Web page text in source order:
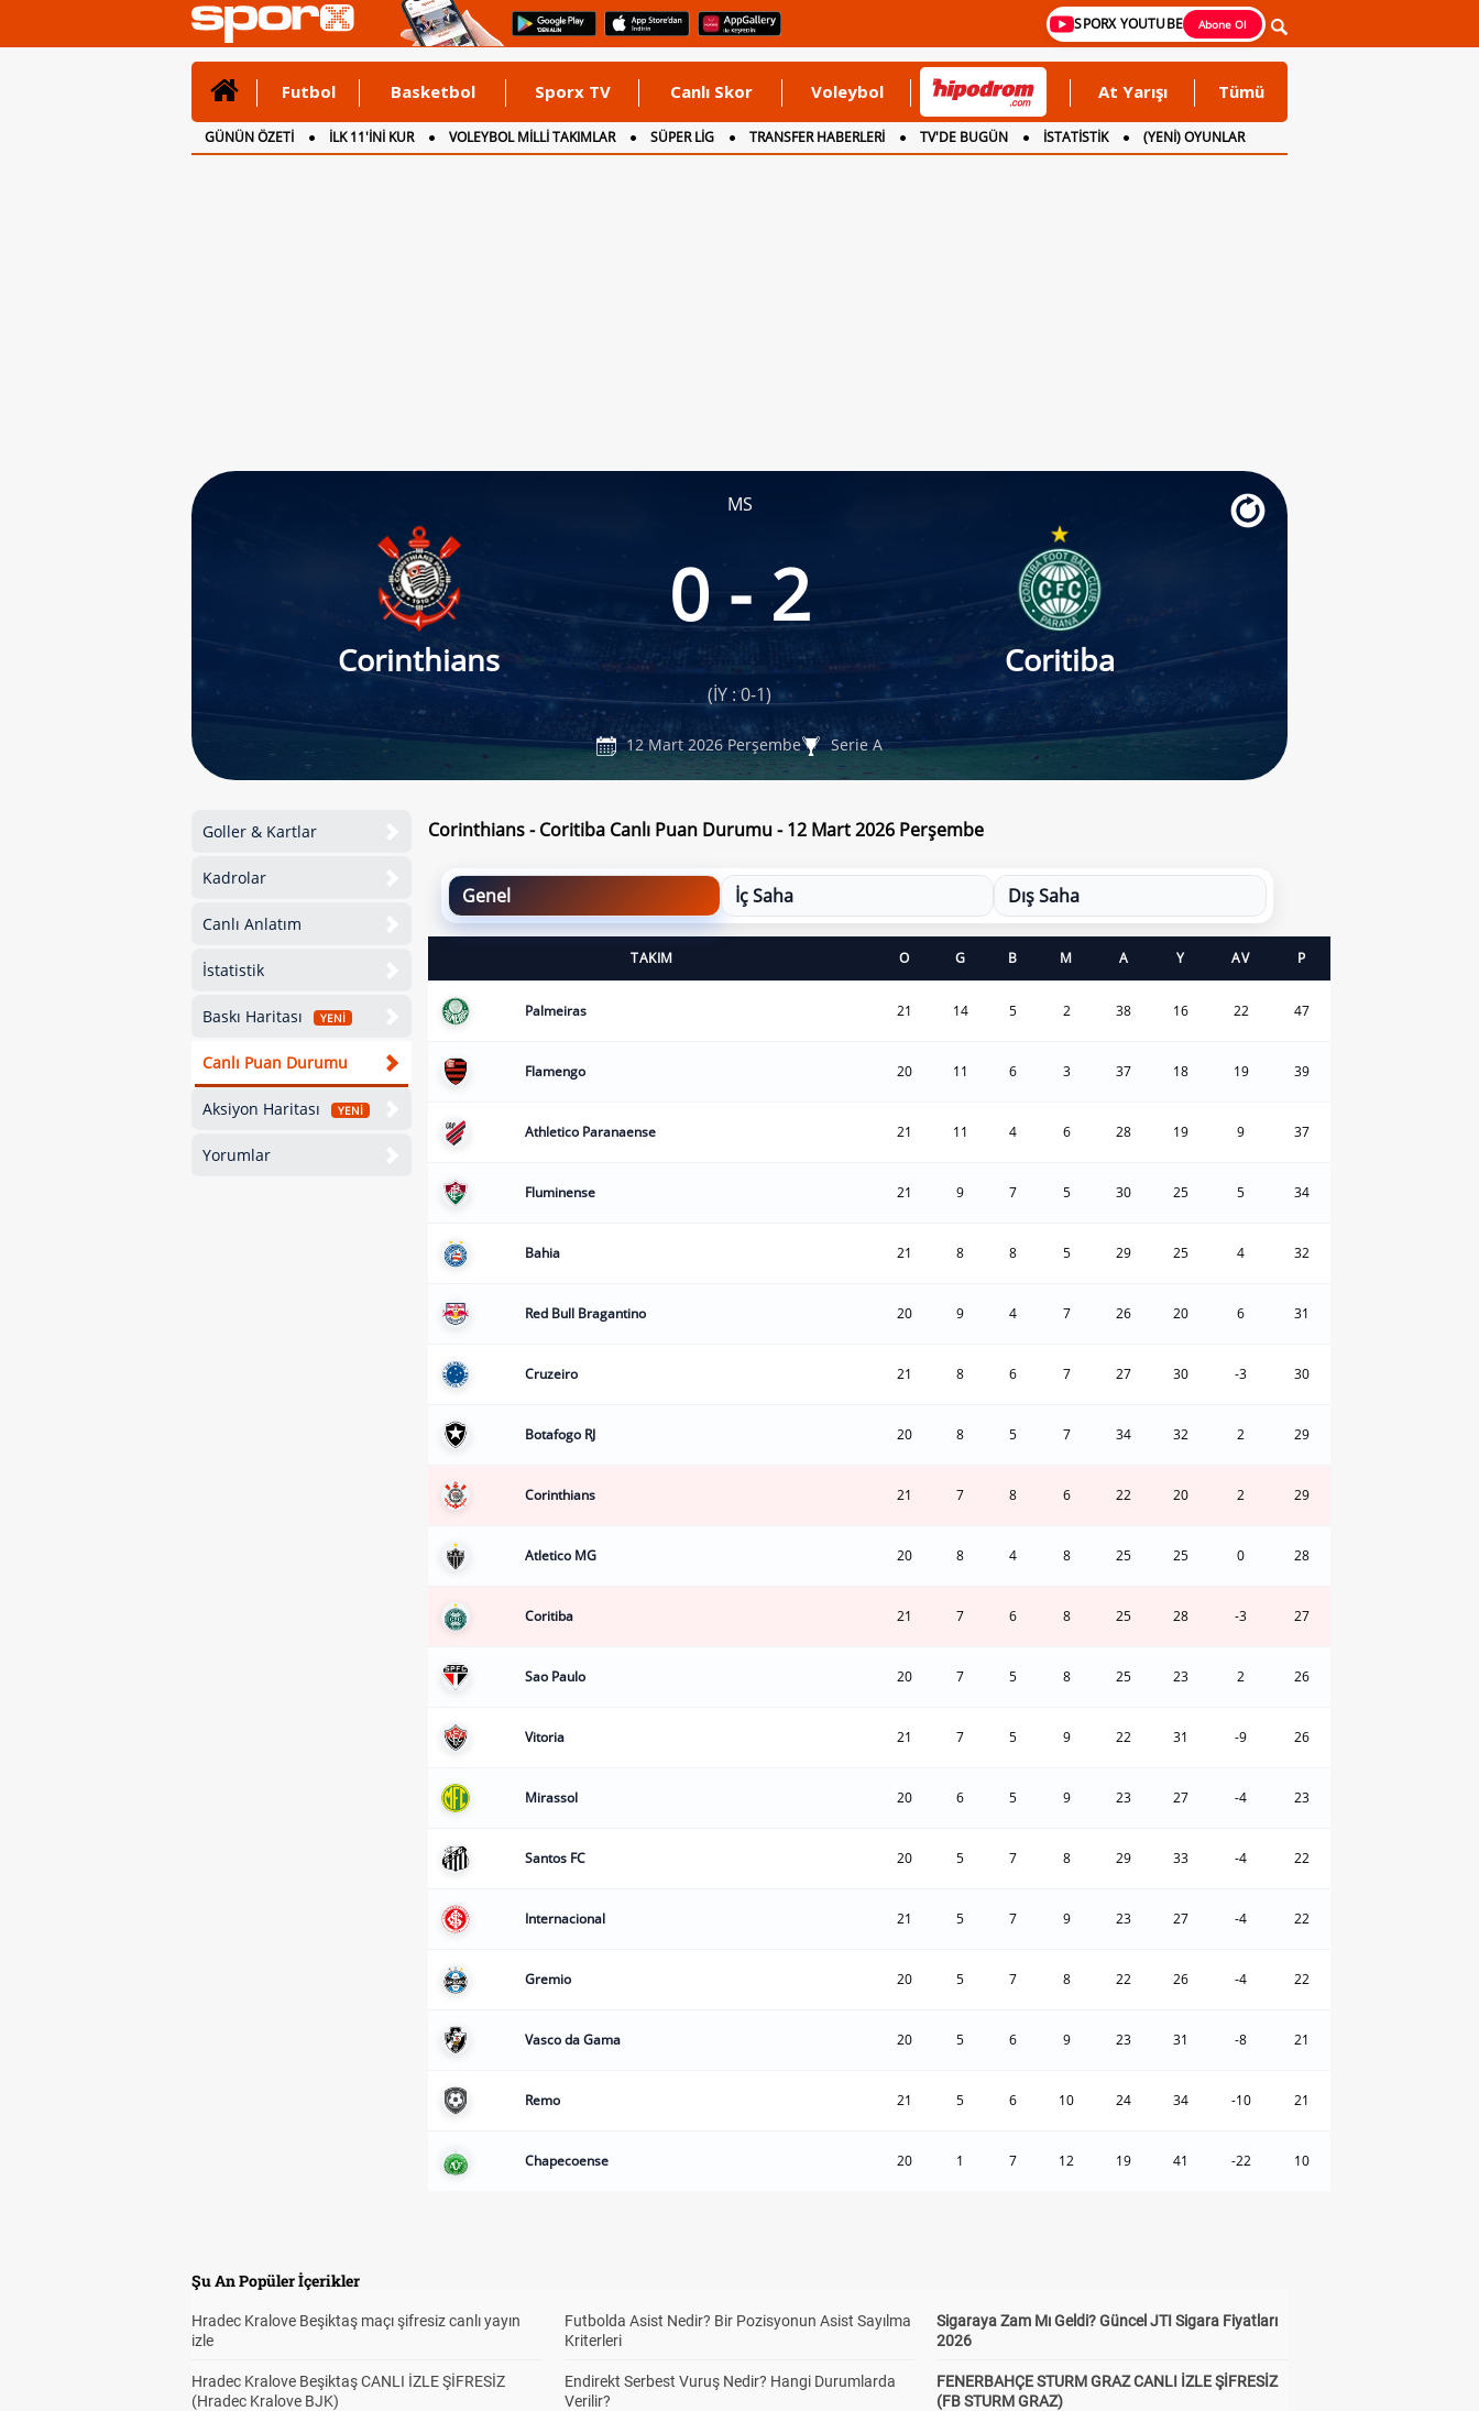
SPORX YOUTUBE Abone Ol
Futbol Basketbol Sporx TV Canlı Skor Voleybol At Yarışı Tümü
GÜNÜN ÖZETİ İLK 11'İNİ KUR VOLEYBOL MİLLİ TAKIMLAR SÜPER LİG TRANSFER HABERLERİ TV'DE BUGÜN İSTATİSTİK
(YENİ) OYUNLAR
CANLI ANLATIM
İNGİLTERE
MS
Corinthians
0 - 2
Coritiba
(İY : 0-1)
12 Mart 2026 Perşembe Serie A
Goller & Kartlar
Kadrolar
Canlı Anlatım
İstatistik
Baskı Haritası YENİ
Canlı Puan Durumu
Aksiyon Haritası YENİ
Yorumlar
Corinthians - Coritiba Canlı Puan Durumu - 12 Mart 2026 Perşembe
Genel İç Saha Dış Saha
TAKIM O G B M A Y AV P
Palmeiras 21 14 5 2 38 16 22 47
Flamengo 20 11 6 3 37 18 19 39
Athletico Paranaense 21 11 4 6 28 19 9 37
Fluminense 21 9 7 5 30 25 5 34
Bahia 21 8 8 5 29 25 4 32
Red Bull Bragantino 20 9 4 7 26 20 6 31
Cruzeiro 21 8 6 7 27 30 -3 30
Botafogo RJ 20 8 5 7 34 32 2 29
Corinthians 21 7 8 6 22 20 2 29
Atletico MG 20 8 4 8 25 25 0 28
Coritiba 21 7 6 8 25 28 -3 27
Sao Paulo 20 7 5 8 25 23 2 26
Vitoria 21 7 5 9 22 31 -9 26
Mirassol 20 6 5 9 23 27 -4 23
Santos FC 20 5 7 8 29 33 -4 22
Internacional 21 5 7 9 23 27 -4 22
Gremio 20 5 7 8 22 26 -4 22
Vasco da Gama 20 5 6 9 23 31 -8 21
Remo 21 5 6 10 24 34 -10 21
Chapecoense 20 1 7 12 19 41 -22 10
Şu An Popüler İçerikler
Hradec Kralove Beşiktaş maçı şifresiz canlı yayın
izle
Hradec Kralove Beşiktaş CANLI İZLE ŞİFRESİZ
(Hradec Kralove BJK)
Futbolda Asist Nedir? Bir Pozisyonun Asist Sayılma
Kriterleri
Endirekt Serbest Vuruş Nedir? Hangi Durumlarda
Verilir?
Sigaraya Zam Mı Geldi? Güncel JTI Sigara Fiyatları
2026
FENERBAHÇE STURM GRAZ CANLI İZLE ŞİFRESİZ
(FB STURM GRAZ)